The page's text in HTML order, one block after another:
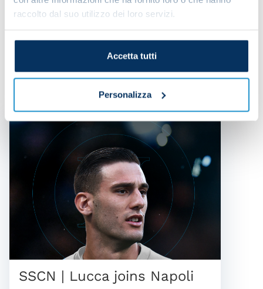
raccolto dal suo utilizzo dei loro servizi.
Accetta tutti
Personalizza
team
IT MIGHT ALSO INTEREST YOU
SSCN | Lucca joins Napoli